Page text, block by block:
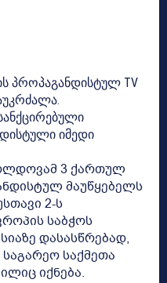
პროპაგანდისტულ TV
იმედი
3 ქართულ
მაუწყებელს
2-ს
საბჭოს
დასასწრებად,
საქმეთა
იქნება.